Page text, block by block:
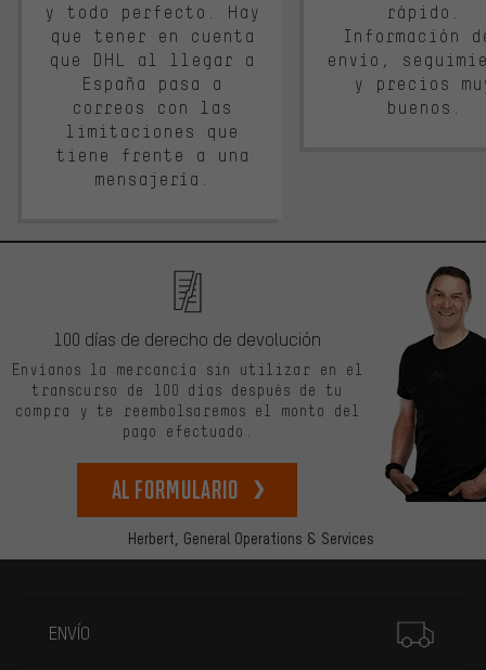
y todo perfecto. Hay
que tener en cuenta
que DHL al llegar a
España pasa a
correos con las
limitaciones que
tiene frente a una
mensajería.
rápido.
Información
envío,
y precios
buenos.
Herbert, General Operations & Services
100 días de derecho de devolución
Envíanos la mercancía sin utilizar en el
transcurso de 100 días después de tu
compra y te reembolsaremos el monto del
pago efectuado.
Al formulario
ENVÍO